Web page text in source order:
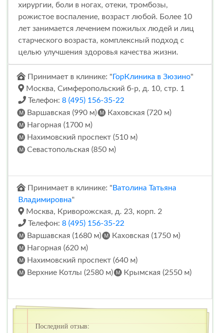
хирургии, боли в ногах, отеки, тромбозы,
рожистое воспаление, возраст любой. Более 10
лет занимается лечением пожилых людей и лиц
старческого возраста, комплексный подход с
целью улучшения здоровья качества жизни.
Принимает в клинике: " ГорКлиника в Зюзино"
Москва, Симферопольский б-р, д. 10, стр. 1
Телефон: 8 (495) 156-35-22
Варшавская (990 м)
Каховская (720 м)
Нагорная (1700 м)
Нахимовский проспект (510 м)
Севастопольская (850 м)
Принимает в клинике: " Ватолина Татьяна
Владимировна"
Москва, Криворожская, д. 23, корп. 2
Телефон: 8 (495) 156-35-22
Варшавская (1680 м)
Каховская (1750 м)
Нагорная (620 м)
Нахимовский проспект (640 м)
Верхние Котлы (2580 м)
Крымская (2550 м)
Последний отзыв: